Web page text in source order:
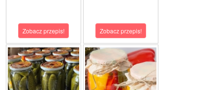
Zobacz przepis! Zobacz przepis!